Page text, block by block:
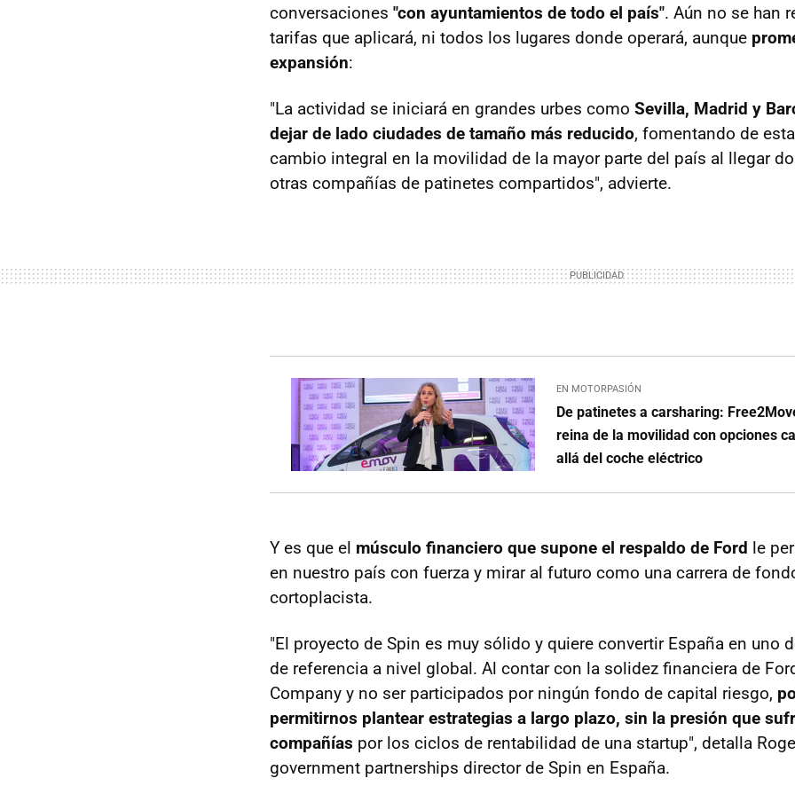
conversaciones "con ayuntamientos de todo el país". Aún no se han
tarifas que aplicará, ni todos los lugares donde operará, aunque
expansión:
"La actividad se iniciará en grandes urbes como Sevilla, Madrid y
dejar de lado ciudades de tamaño más reducido, fomentando de
cambio integral en la movilidad de la mayor parte del país al llegar
otras compañías de patinetes compartidos", advierte.
EN MOTORPASIÓN
De patinetes a carsharing:
reina de la movilidad con opciones
allá del coche eléctrico
Y es que el músculo financiero que supone el respaldo de Ford le
en nuestro país con fuerza y mirar al futuro como una carrera de
cortoplacista.
"El proyecto de Spin es muy sólido y quiere convertir España en uno
de referencia a nivel global. Al contar con la solidez financiera de
Company y no ser participados por ningún fondo de capital riesgo,
permitirnos plantear estrategias a largo plazo, sin la presión que
compañías por los ciclos de rentabilidad de una startup", detalla
government partnerships director de Spin en España.